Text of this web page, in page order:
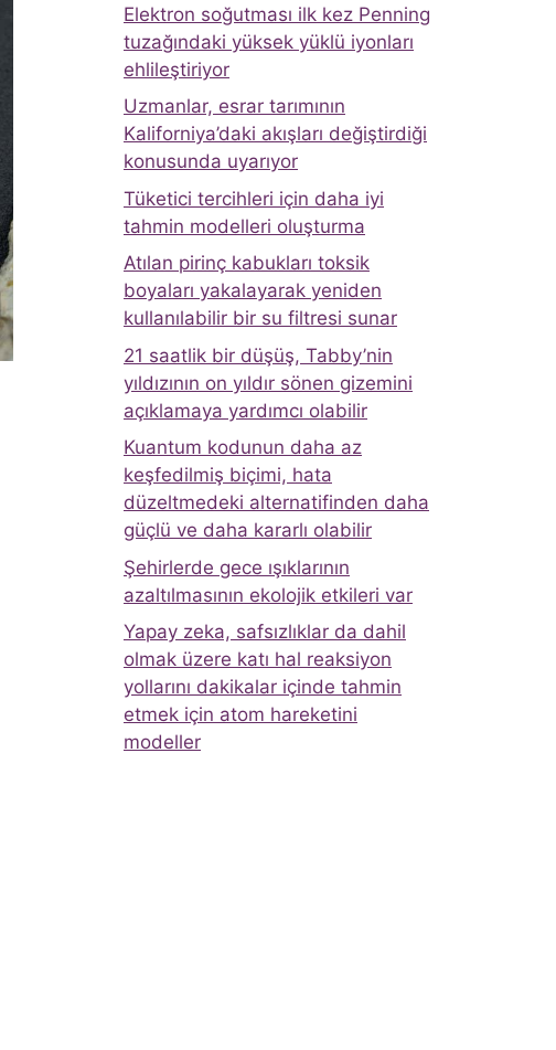
Elektron soğutması ilk kez Penning
tuzağındaki yüksek yüklü iyonları
ehlileştiriyor
Uzmanlar, esrar tarımının
Kaliforniya’daki akışları değiştirdiği
konusunda uyarıyor
Tüketici tercihleri ​​için daha iyi
tahmin modelleri oluşturma
Atılan pirinç kabukları toksik
boyaları yakalayarak yeniden
kullanılabilir bir su filtresi sunar
21 saatlik bir düşüş, Tabby’nin
yıldızının on yıldır sönen gizemini
açıklamaya yardımcı olabilir
Kuantum kodunun daha az
keşfedilmiş biçimi, hata
düzeltmedeki alternatifinden daha
güçlü ve daha kararlı olabilir
Şehirlerde gece ışıklarının
azaltılmasının ekolojik etkileri var
Yapay zeka, safsızlıklar da dahil
olmak üzere katı hal reaksiyon
yollarını dakikalar içinde tahmin
etmek için atom hareketini
modeller